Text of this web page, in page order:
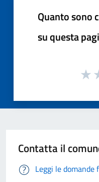
Quanto sono
su questa
Contatta il
Leggi le domande